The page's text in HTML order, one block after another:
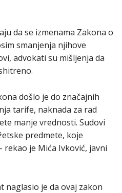
da se izmenama Zakona o
smanjenja njihove
advokati su mišljenja da
došlo je do značajnih
tarife, naknada za rad
manje vrednosti. Sudovi
predmete, koje
je Mića Ivković, javni
naglasio je da ovaj zakon